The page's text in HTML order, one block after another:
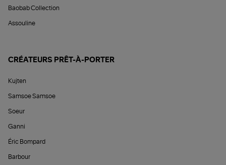
Baobab Collection
Assouline
CRÉATEURS PRÊT-À-PORTER
Kujten
Samsoe Samsoe
Soeur
Ganni
Éric Bompard
Barbour